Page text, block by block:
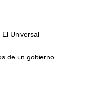
El Universal
de un gobierno